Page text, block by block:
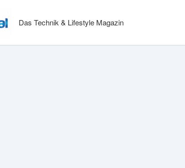
Das Technik & Lifestyle Magazin